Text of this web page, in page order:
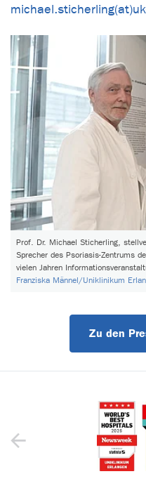
Prof. Dr. Michael Sticherling,
Sprecher des Psoriasis-Zentrums
vielen Jahren
Franziska Männel/Uniklinikum
Zu den